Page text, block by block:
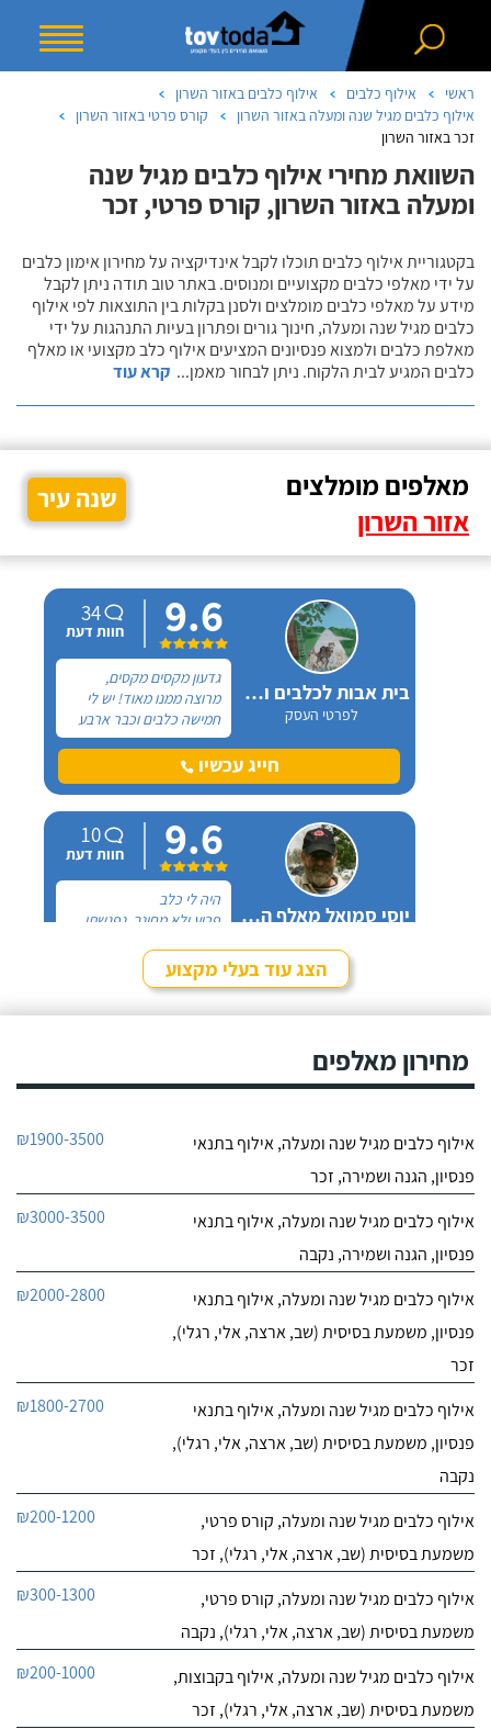
ראשי אילוף כלבים
אילוף כלבים באזור השרון
אילוף כלבים מגיל שנה ומעלה באזור השרון
קורס פרטי באזור השרון
זכר באזור השרון
השוואת מחירי אילוף כלבים מגיל שנה
ומעלה באזור השרון, קורס פרטי, זכר
בקטגוריית אילוף כלבים תוכלו לקבל אינדיקציה על מחירון אימון כלבים
על ידי מאלפי כלבים מקצועיים ומנוסים. באתר טוב תודה ניתן לקבל
מידע על מאלפי כלבים מומלצים ולסנן בקלות בין התוצאות לפי אילוף
כלבים מגיל שנה ומעלה, חינוך גורים ופתרון בעיות התנהגות על ידי
מאלפת כלבים ולמצוא פנסיונים המציעים אילוף כלב מקצועי או מאלף
כלבים המגיע לבית הלקוח. ניתן לבחור מאמן... קרא עוד
מאלפים מומלצים
אזור השרון
שנה עיר
בית אבות לכלבים ופנסיון חתולים
לפרטי העסק
9.6
34
חוות דעת
גדעון מקסים מקסים,
מרוצה ממנו מאוד! יש לי
חמישה כלבים וכבר ארבע
שנים, כל פעם שיש לי
נסיעה והיעדרות מהבית,
אני שמה אצלו את הכלבים,
אותו ומאושרים כשהם
חוזרים הביתה - ממליצה
בחום.
חייג עכשיו
יוסי סמואל מאלף הכלבים
9.6
10
חוות דעת
היה לי כלב
פרוע ולא מחונך. נפגשתי
שאת הכלב שלי אי אפשר
לאלף בשיעורים כי יש לוחייג עכשיו
מקום בטבע בגבעת עדה
יש לו גישה מצויינת לכלבים,
הלב, בכל הפעמים ששמתי
הייתי מאוד מרוצה, ליאור
הבעלים מצליח להעניק
לכלבים שהות נעימה בזמן
שהייתם בפנסיון, ניתן
בחום!
חייג עכשיו
הצג עוד בעלי מקצוע
מחירון מאלפים
אילוף כלבים מגיל שנה ומעלה, אילוף בתנאי
פנסיון, הגנה ושמירה, זכר
₪1900-3500
אילוף כלבים מגיל שנה ומעלה, אילוף בתנאי
פנסיון, הגנה ושמירה, נקבה
₪3000-3500
אילוף כלבים מגיל שנה ומעלה, אילוף בתנאי
פנסיון, משמעת בסיסית (שב, ארצה, אלי, רגלי),
זכר
₪2000-2800
אילוף כלבים מגיל שנה ומעלה, אילוף בתנאי
פנסיון, משמעת בסיסית (שב, ארצה, אלי, רגלי),
נקבה
₪1800-2700
אילוף כלבים מגיל שנה ומעלה, קורס פרטי,
משמעת בסיסית (שב, ארצה, אלי, רגלי), זכר
₪200-1200
אילוף כלבים מגיל שנה ומעלה, קורס פרטי,
משמעת בסיסית (שב, ארצה, אלי, רגלי), נקבה
₪300-1300
אילוף כלבים מגיל שנה ומעלה, אילוף בקבוצות,
משמעת בסיסית (שב, ארצה, אלי, רגלי), זכר
₪200-1000